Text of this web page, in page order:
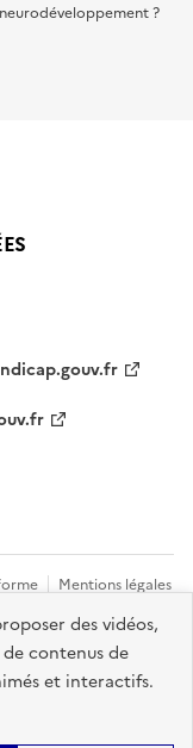
des vidéos,
contenus de
et interactifs.
?
Mentions légales
Gestion des